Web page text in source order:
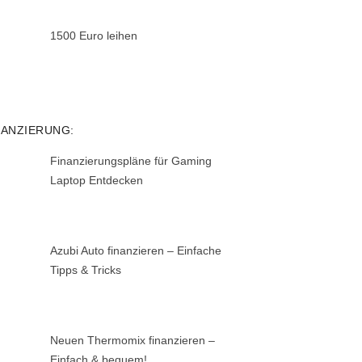
1500 Euro leihen
Finanzierungspläne für Gaming
Laptop Entdecken
Azubi Auto finanzieren – Einfache
Tipps & Tricks
Neuen Thermomix finanzieren –
Einfach & bequem!